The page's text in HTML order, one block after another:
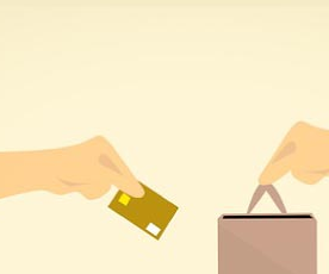
อนุญาต
ชี
บบบัญชี
แผนภาษีอากร
กิจ